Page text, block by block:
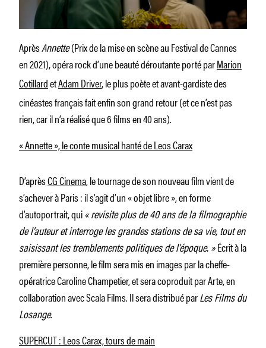
AprèsAnnette(Prix de la mise en scène au Festival de Cannes
en 2021), opéra rock d’une beauté déroutante porté parMarion
CotillardetAdam Driver, le plus poète et avant-gardiste des
cinéastes français fait enfin son grand retour (et ce n’est pas
rien, car il n’a réalisé que 6 films en 40 ans).
« Annette », le conte musical hanté de Leos Carax
D’aprèsCG Cinema, le tournage de son nouveau film vient de
s’achever à Paris : il s’agit d’un « objet libre », en forme
d’autoportrait, qui« revisite plus de 40 ans de la filmographie
de l’auteur et interroge les grandes stations de sa vie, tout en
saisissant les tremblements politiques de l’époque. »Écrit à la
première personne, le film sera mis en images par la cheffe-
opératrice Caroline Champetier, et sera coproduit par Arte, en
collaboration avec Scala Films. Il sera distribué parLes Films du
Losange.
SUPERCUT : Leos Carax, tours de main